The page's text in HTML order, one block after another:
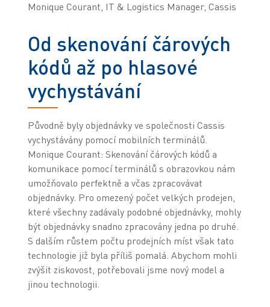
Monique Courant, IT & Logistics Manager, Cassis
Od skenování čárových
kódů až po hlasové
vychystávání
Původně byly objednávky ve společnosti Cassis
vychystávány pomocí mobilních terminálů.
Monique Courant: Skenování čárových kódů a
komunikace pomocí terminálů s obrazovkou nám
umožňovalo perfektně a včas zpracovávat
objednávky. Pro omezený počet velkých prodejen,
které všechny zadávaly podobné objednávky, mohly
být objednávky snadno zpracovány jedna po druhé.
S dalším růstem počtu prodejních míst však tato
technologie již byla příliš pomalá. Abychom mohli
zvýšit ziskovost, potřebovali jsme nový model a
jinou technologii.